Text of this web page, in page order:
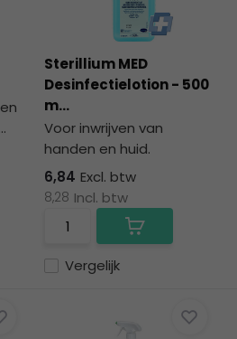
Sterillium MED
Desinfectielotion - 500
m...
Voor inwrijven van
handen en huid.
Vergelijk
6,84 Excl. btw
8,28 Incl. btw